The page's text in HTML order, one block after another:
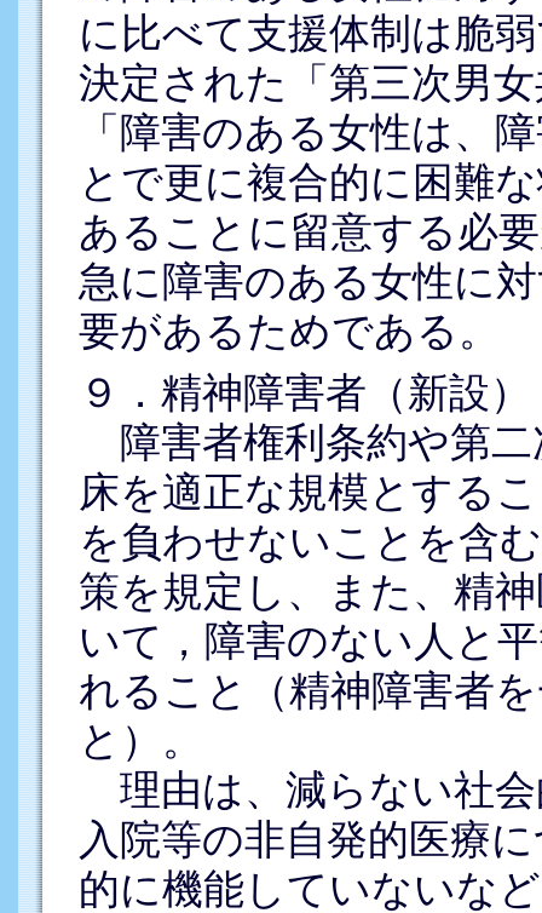
に比べて支援体制は脆
決定された「第三次男
「障害のある女性は、
とで更に複合的に困難
あることに留意する必
急に障害のある女性に
要があるためである。
９．精神障害者（新設）
障害者権利条約や第
床を適正な規模とする
を負わせないことを含
策を規定し、また、精
いて，障害のない人と
れること（精神障害者
と）。
理由は、減らない社会
入院等の非自発的医療
的に機能していないな